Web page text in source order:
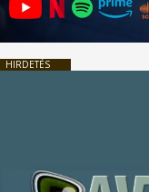
HIRDETÉS